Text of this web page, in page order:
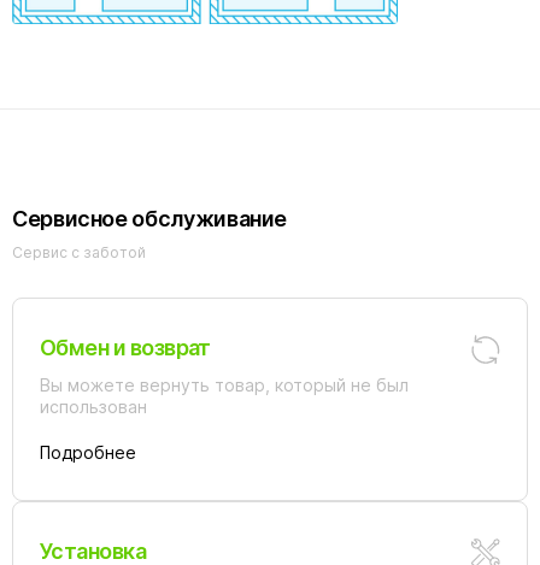
Сервисное обслуживание
Сервис с заботой
Обмен и возврат
Вы можете вернуть товар, который не был
использован
Подробнее
Установка